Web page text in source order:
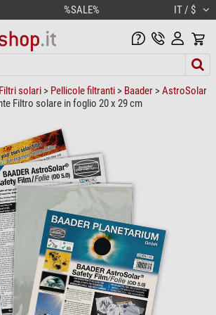
%SALE% IT / $
Filtri solari > Pellicole filtranti > Baader >AstroSolar
Filtro solare in foglio 20 x 29 cm